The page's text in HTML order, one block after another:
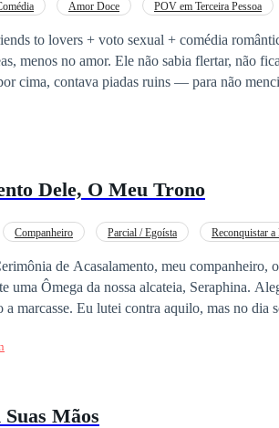
Amor Doce POV em Terceira Pessoa
+ voto sexual + comédia romântica | Ulisses St Jhom era um homem
menos no amor. Ele não sabia flertar, não
cima, contava piadas ruins — para não
melhor amiga e pessoa de maior
Dele, O Meu Trono
Companheiro Parcial / Egoísta Reconquistar a
de Acasalamento, meu companheiro,
nossa alcateia, Seraphina. Alegou que ela sofria da Doença da Lua e
ele levou Seraphina direto para
que ela estiver segura, removo a marca. Você
Mãos